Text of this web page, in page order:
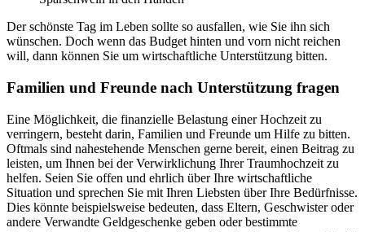
Der schönste Tag im Leben sollte so ausfallen, wie Sie ihn sich
wünschen. Doch wenn das Budget hinten und vorn nicht reichen
will, dann können Sie um wirtschaftliche Unterstützung bitten.
Familien und Freunde nach Unterstützung fragen
Eine Möglichkeit, die finanzielle Belastung einer Hochzeit zu
verringern, besteht darin, Familien und Freunde um Hilfe zu bitten.
Oftmals sind nahestehende Menschen gerne bereit, einen Beitrag zu
leisten, um Ihnen bei der Verwirklichung Ihrer Traumhochzeit zu
helfen. Seien Sie offen und ehrlich über Ihre wirtschaftliche
Situation und sprechen Sie mit Ihren Liebsten über Ihre Bedürfnisse.
Dies könnte beispielsweise bedeuten, dass Eltern, Geschwister oder
andere Verwandte Geldgeschenke geben oder bestimmte